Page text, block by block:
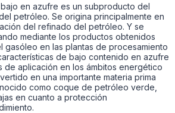
en azufre es un subproducto del
petróleo. Se origina principalmente en
del refinado del petróleo. Y se
mediante los productos obtenidos
gasóleo en las plantas de procesamiento
de bajo contenido en azufre
de aplicación en los ámbitos energético
en una importante materia prima
como coque de petróleo verde,
en cuanto a protección